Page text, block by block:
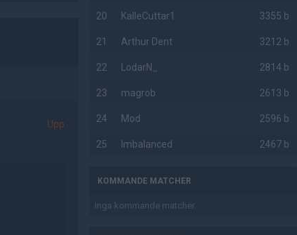
Upp
20 KalleCuttar1 3355 b
21 Arthur Dent 3212 b
22 LodarN_ 2814 b
23 magrob 2613 b
24 Mod 2596 b
25 Imbalanced 2467 b
KOMMANDE MATCHER
Inga kommande matcher.